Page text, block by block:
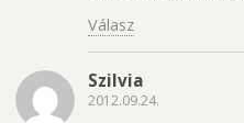
Válasz
Szilvia
2012.09.24.